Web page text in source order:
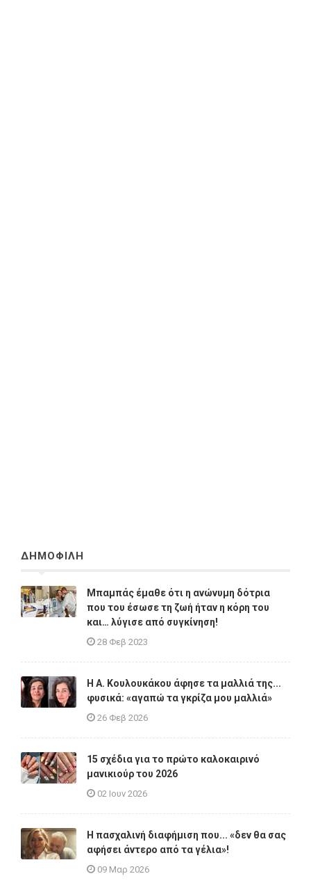
ΔΗΜΟΦΙΛΗ
Μπαμπάς έμαθε ότι η ανώνυμη δότρια
που του έσωσε τη ζωή ήταν η κόρη του
και… λύγισε από συγκίνηση!
28 Φεβ 2023
Η A. Κουλουκάκου άφησε τα μαλλιά της...
φυσικά: «αγαπώ τα γκρίζα μου μαλλιά»
26 Φεβ 2026
15 σχέδια για το πρώτο καλοκαιρινό
μανικιούρ του 2026
02 Ιουν 2026
Η πασχαλινή διαφήμιση που... «δεν θα σας
αφήσει άντερο από τα γέλια»!
09 Μαρ 2026